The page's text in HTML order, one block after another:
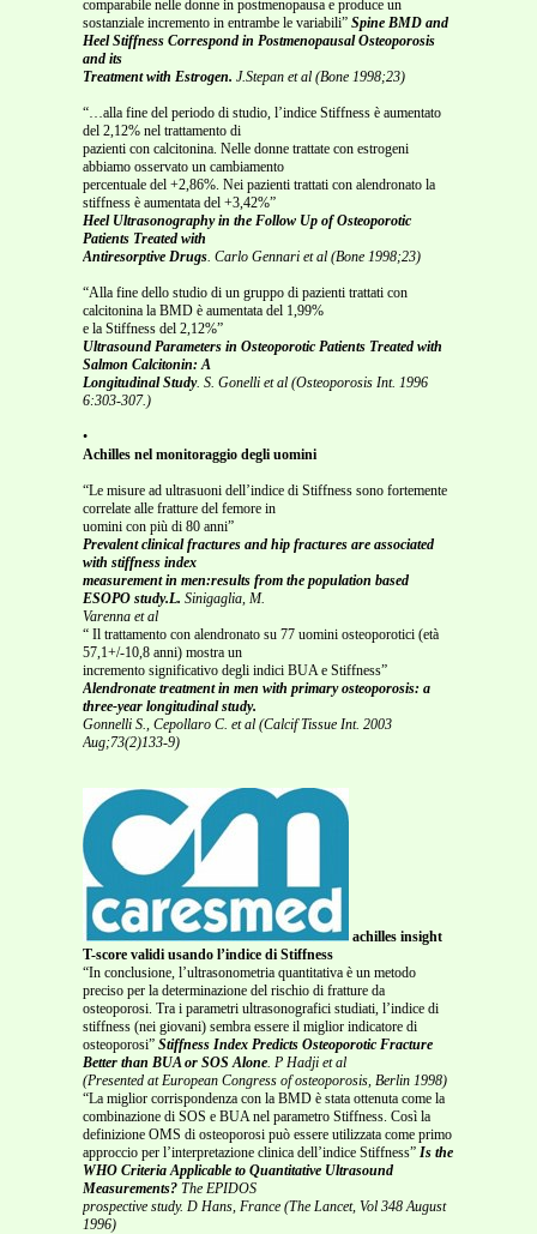
comparabile nelle donne in postmenopausa e produce un
sostanziale incremento in entrambe le variabili” Spine BMD and
Heel Stiffness Correspond in Postmenopausal Osteoporosis
and its
Treatment with Estrogen. J.Stepan et al (Bone 1998;23)
“…alla fine del periodo di studio, l’indice Stiffness è aumentato
del 2,12% nel trattamento di
pazienti con calcitonina. Nelle donne trattate con estrogeni
abbiamo osservato un cambiamento
percentuale del +2,86%. Nei pazienti trattati con alendronato la
stiffness è aumentata del +3,42%”
Heel Ultrasonography in the Follow Up of Osteoporotic
Patients Treated with
Antiresorptive Drugs. Carlo Gennari et al (Bone 1998;23)
“Alla fine dello studio di un gruppo di pazienti trattati con
calcitonina la BMD è aumentata del 1,99%
e la Stiffness del 2,12%”
Ultrasound Parameters in Osteoporotic Patients Treated with
Salmon Calcitonin: A
Longitudinal Study. S. Gonelli et al (Osteoporosis Int. 1996
6:303-307.)
•
Achilles nel monitoraggio degli uomini
“Le misure ad ultrasuoni dell’indice di Stiffness sono fortemente
correlate alle fratture del femore in
uomini con più di 80 anni”
Prevalent clinical fractures and hip fractures are associated
with stiffness index
measurement in men:results from the population based
ESOPO study.L. Sinigaglia, M.
Varenna et al
“ Il trattamento con alendronato su 77 uomini osteoporotici (età
57,1+/-10,8 anni) mostra un
incremento significativo degli indici BUA e Stiffness”
Alendronate treatment in men with primary osteoporosis: a
three-year longitudinal study.
Gonnelli S., Cepollaro C. et al (Calcif Tissue Int. 2003
Aug;73(2)133-9)
achilles insight
T-score validi usando l’indice di Stiffness
“In conclusione, l’ultrasonometria quantitativa è un metodo
preciso per la determinazione del rischio di fratture da
osteoporosi. Tra i parametri ultrasonografici studiati, l’indice di
stiffness (nei giovani) sembra essere il miglior indicatore di
osteoporosi” Stiffness Index Predicts Osteoporotic Fracture
Better than BUA or SOS Alone. P Hadji et al
(Presented at European Congress of osteoporosis, Berlin 1998)
“La miglior corrispondenza con la BMD è stata ottenuta come la
combinazione di SOS e BUA nel parametro Stiffness. Così la
definizione OMS di osteoporosi può essere utilizzata come primo
approccio per l’interpretazione clinica dell’indice Stiffness” Is the
WHO Criteria Applicable to Quantitative Ultrasound
Measurements? The EPIDOS
prospective study. D Hans, France (The Lancet, Vol 348 August
1996)